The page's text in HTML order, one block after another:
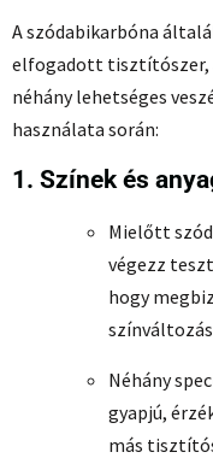
A szódabikarbóna
elfogadott tisztítószer,
néhány lehetséges
használata során:
1. Színek és
Mielőtt
végezz
hogy
Néhány
gyapjú,
más